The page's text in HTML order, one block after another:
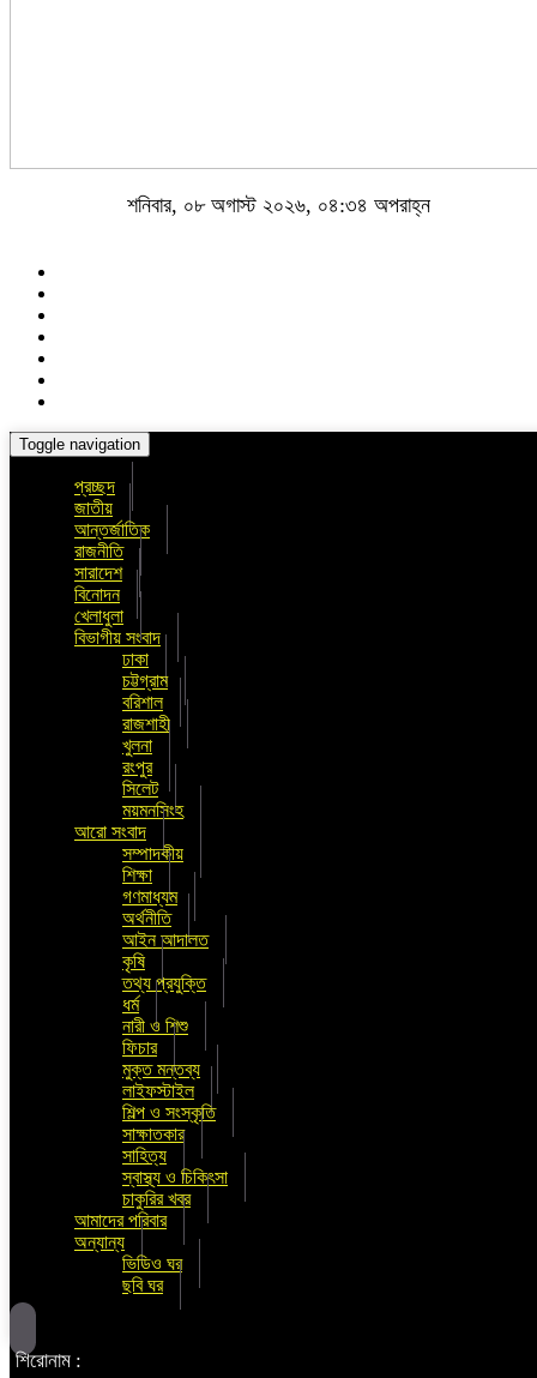
শনিবার, ০৮ অগাস্ট ২০২৬, ০৪:৩৪ অপরাহ্ন
Toggle navigation
প্রচ্ছদ
জাতীয়
আন্তর্জাতিক
রাজনীতি
সারাদেশ
বিনোদন
খেলাধুলা
বিভাগীয় সংবাদ
ঢাকা
চট্টগ্রাম
বরিশাল
রাজশাহী
খুলনা
রংপুর
সিলেট
ময়মনসিংহ
আরো সংবাদ
সম্পাদকীয়
শিক্ষা
গণমাধ্যম
অর্থনীতি
আইন আদালত
কৃষি
তথ্য প্রযুক্তি
ধর্ম
নারী ও শিশু
ফিচার
মুক্ত মন্তব্য
লাইফস্টাইল
শিল্প ও সংস্কৃতি
সাক্ষাতকার
সাহিত্য
স্বাস্থ্য ও চিকিৎসা
চাকুরির খবর
আমাদের পরিবার
অন্যান্য
ভিডিও ঘর
ছবি ঘর
শিরোনাম :